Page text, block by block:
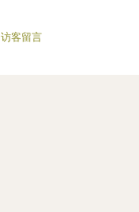
访客留言